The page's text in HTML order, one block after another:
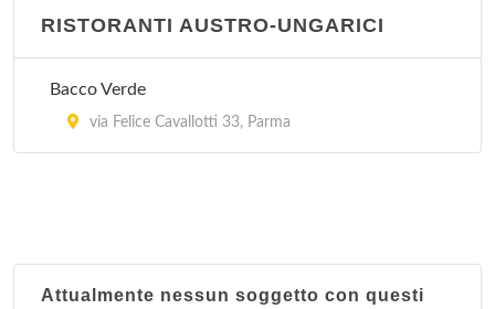
RISTORANTI AUSTRO-UNGARICI
Bacco Verde
via Felice Cavallotti 33, Parma
Attualmente nessun soggetto con questi